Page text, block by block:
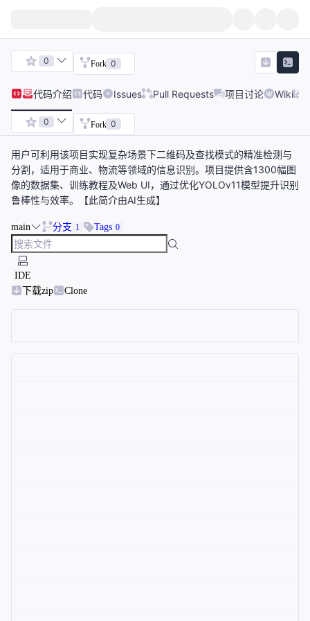
0 Fork 0
代码介绍 代码 Issues Pull Requests 项目讨论 Wiki
0 Fork 0
用户可利用该项目实现复杂场景下二维码及查找模式的精准检测与
分割，适用于商业、物流等领域的信息识别。项目提供含1300幅图
像的数据集、训练教程及Web UI，通过优化YOLOv11模型提升识别
鲁棒性与效率。【此简介由AI生成】
main 分支 1 Tags 0
IDE
下载zip
Clone